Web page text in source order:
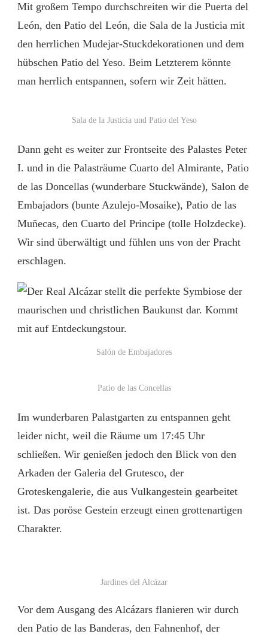
Mit großem Tempo durchschreiten wir die Puerta del
León, den Patio del León, die Sala de la Justicia mit
den herrlichen Mudejar-Stuckdekorationen und dem
hübschen Patio del Yeso. Beim Letzterem könnte
man herrlich entspannen, sofern wir Zeit hätten.
Sala de la Justicia und Patio del Yeso
Dann geht es weiter zur Frontseite des Palastes Peter
I. und in die Palasträume Cuarto del Almirante, Patio
de las Doncellas (wunderbare Stuckwände), Salon de
Embajadors (bunte Azulejo-Mosaike), Patio de las
Muñecas, den Cuarto del Principe (tolle Holzdecke).
Wir sind überwältigt und fühlen uns von der Pracht
erschlagen.
Salón de Embajadores
Patio de las Concellas
Im wunderbaren Palastgarten zu entspannen geht
leider nicht, weil die Räume um 17:45 Uhr
schließen. Wir genießen jedoch den Blick von den
Arkaden der Galeria del Grutesco, der
Groteskengalerie, die aus Vulkangestein gearbeitet
ist. Das poröse Gestein erzeugt einen grottenartigen
Charakter.
Jardines del Alcázar
Vor dem Ausgang des Alcázars flanieren wir durch
den Patio de las Banderas, den Fahnenhof, der